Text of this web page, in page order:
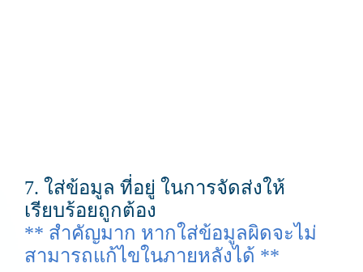
7. ใส่ข้อมูล ที่อยู่ ในการจัดส่งให้
เรียบร้อยถูกต้อง
** สำคัญมาก หากใส่ข้อมูลผิดจะไม่
สามารถแก้ไขในภายหลังได้ **